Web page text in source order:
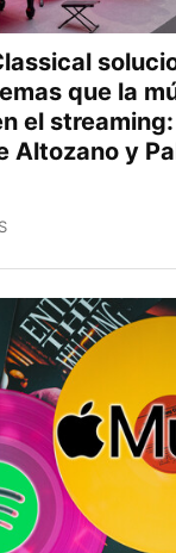
que la
el
Altozano y